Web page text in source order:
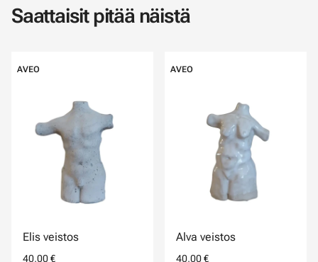
Saattaisit pitää näistä
AVEO
Elis veistos
40,00 €
AVEO
Alva veistos
40,00 €